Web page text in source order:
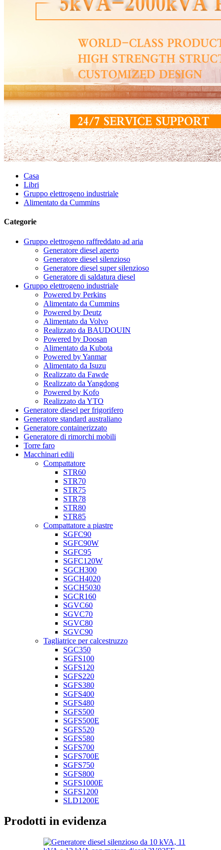
Casa
Libri
Gruppo elettrogeno industriale
Alimentato da Cummins
Categorie
Gruppo elettrogeno raffreddato ad aria
Generatore diesel aperto
Generatore diesel silenzioso
Generatore diesel super silenzioso
Generatore di saldatura diesel
Gruppo elettrogeno industriale
Powered by Perkins
Alimentato da Cummins
Powered by Deutz
Alimentato da Volvo
Realizzato da BAUDOUIN
Powered by Doosan
Alimentato da Kubota
Powered by Yanmar
Alimentato da Isuzu
Realizzato da Fawde
Realizzato da Yangdong
Powered by Kofo
Realizzato da YTO
Generatore diesel per frigorifero
Generatore standard australiano
Generatore containerizzato
Generatore di rimorchi mobili
Torre faro
Macchinari edili
Compattatore
STR60
STR70
STR75
STR78
STR80
STR85
Compattatore a piastre
SGFC90
SGFC90W
SGFC95
SGFC120W
SGCH300
SGCH4020
SGCH5030
SGCR160
SGVC60
SGVC70
SGVC80
SGVC90
Tagliatrice per calcestruzzo
SGC350
SGFS100
SGFS120
SGFS220
SGFS380
SGFS400
SGFS480
SGFS500
SGFS500E
SGFS520
SGFS580
SGFS700
SGFS700E
SGFS750
SGFS800
SGFS1000E
SGFS1200
SLD1200E
Prodotti in evidenza